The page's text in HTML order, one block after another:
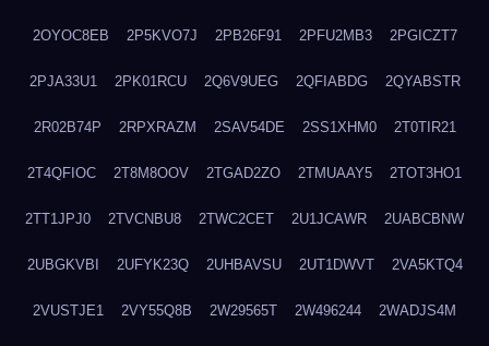
2OYOC8EB 2P5KVO7J 2PB26F91 2PFU2MB3 2PGICZT7
2PJA33U1 2PK01RCU 2Q6V9UEG 2QFIABDG 2QYABSTR
2R02B74P 2RPXRAZM 2SAV54DE 2SS1XHM0 2T0TIR21
2T4QFIOC 2T8M8OOV 2TGAD2ZO 2TMUAAY5 2TOT3HO1
2TT1JPJ0 2TVCNBU8 2TWC2CET 2U1JCAWR 2UABCBNW
2UBGKVBI 2UFYK23Q 2UHBAVSU 2UT1DWVT 2VA5KTQ4
2VUSTJE1 2VY55Q8B 2W29565T 2W496244 2WADJS4M